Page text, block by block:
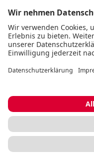
tauche ein in
Die